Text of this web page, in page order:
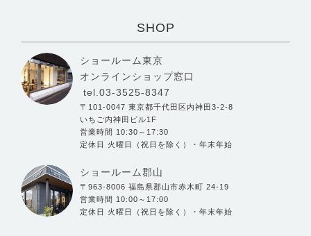
SHOP
ショールーム東京
オンラインショップ窓口
tel.03-3525-8347
〒101-0047 東京都千代田区内神田3-2-8
いちご内神田ビル1F
営業時間 10:30～17:30
定休日 火曜日（祝日を除く）・年末年始
ショールーム郡山
〒963-8006 福島県郡山市赤木町 24-19
営業時間 10:00～17:00
定休日 火曜日（祝日を除く）・年末年始